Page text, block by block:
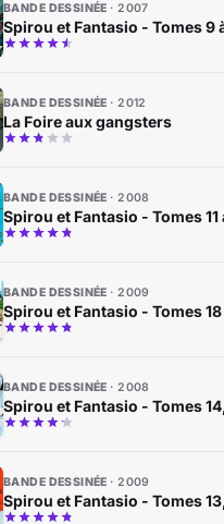
BANDE DESSINÉE 2007
Spirou et Fantasio - Tomes 9
BANDE DESSINÉE 2012
La Foire aux gangsters
BANDE DESSINÉE 2008
Spirou et Fantasio - Tomes 11
BANDE DESSINÉE 2009
Spirou et Fantasio - Tomes 18
BANDE DESSINÉE 2008
Spirou et Fantasio - Tomes
BANDE DESSINÉE 2009
Spirou et Fantasio - Tomes